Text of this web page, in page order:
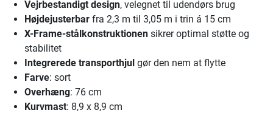
Vejrbestandigt design, velegnet til udendørs brug
Højdejusterbar fra 2,3 m til 3,05 m i trin á 15 cm
X-Frame-stålkonstruktionen sikrer optimal støtte og
stabilitet
Integrerede transporthjul gør den nem at flytte
Farve: sort
Overhæng: 76 cm
Kurvmast: 8,9 x 8,9 cm